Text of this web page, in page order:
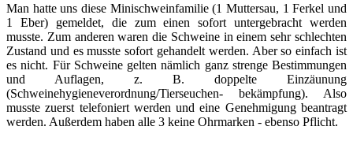
Man hatte uns diese Minischweinfamilie (1 Muttersau, 1 Ferkel und
1 Eber) gemeldet, die zum einen sofort untergebracht werden
musste. Zum anderen waren die Schweine in einem sehr schlechten
Zustand und es musste sofort gehandelt werden. Aber so einfach ist
es nicht. Für Schweine gelten nämlich ganz strenge Bestimmungen
und Auflagen, z. B. doppelte Einzäunung
(Schweinehygieneverordnung/Tierseuchen- bekämpfung). Also
musste zuerst telefoniert werden und eine Genehmigung beantragt
werden. Außerdem haben alle 3 keine Ohrmarken - ebenso Pflicht.